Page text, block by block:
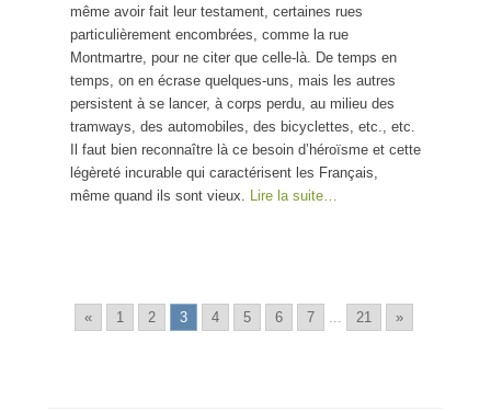
même avoir fait leur testament, certaines rues
particulièrement encombrées, comme la rue
Montmartre, pour ne citer que celle-là. De temps en
temps, on en écrase quelques-uns, mais les autres
persistent à se lancer, à corps perdu, au milieu des
tramways, des automobiles, des bicyclettes, etc., etc.
Il faut bien reconnaître là ce besoin d’héroïsme et cette
légèreté incurable qui caractérisent les Français,
même quand ils sont vieux.
Lire la suite…
« 1 2 3 4 5 6 7 21 »